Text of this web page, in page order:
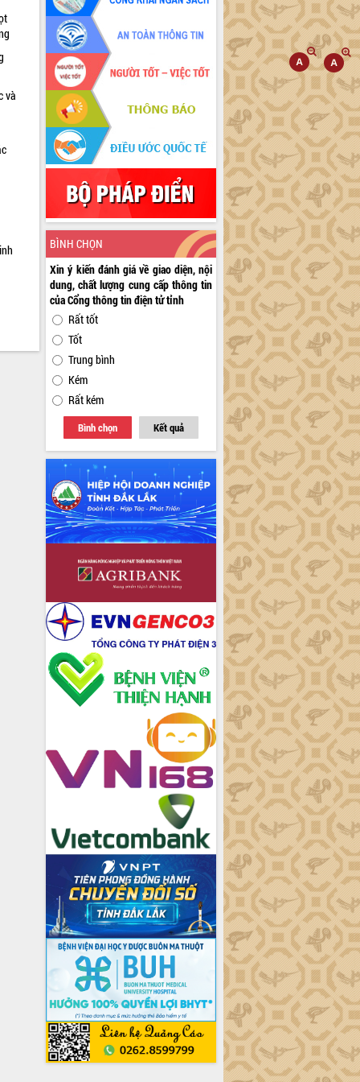
và
BÌNH CHỌN
Xin ý kiến đánh giá về giao diện, nội
dung, chất lượng cung cấp thông tin
của Cổng thông tin điện tử tỉnh
Rất tốt
Tốt
Trung bình
Kém
Rất kém
Bình chọn Kết quả